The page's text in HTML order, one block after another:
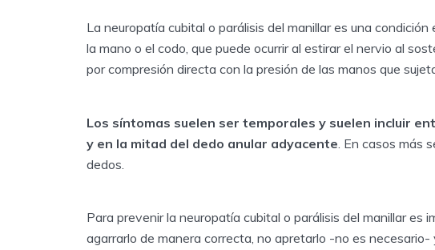
La neuropatía cubital o parálisis del manillar es una
la mano o el codo, que puede ocurrir al estirar el nervio al
por compresión directa con la presión de las manos que
Los síntomas suelen ser temporales y suelen incluir
y en la mitad del dedo anular adyacente . En casos más
dedos.
Para prevenir la neuropatía cubital o parálisis del manillar es
agarrarlo de manera correcta, no apretarlo -no es necesario-